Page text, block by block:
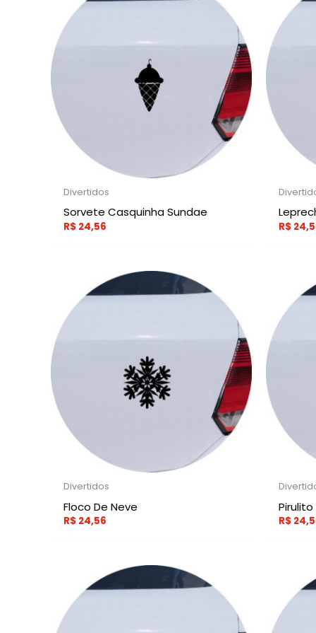
Divertidos
Sorvete Casquinha Sundae
R$ 24,56 R$
Divertidos
Floco De Neve
R$ 24,56 R$